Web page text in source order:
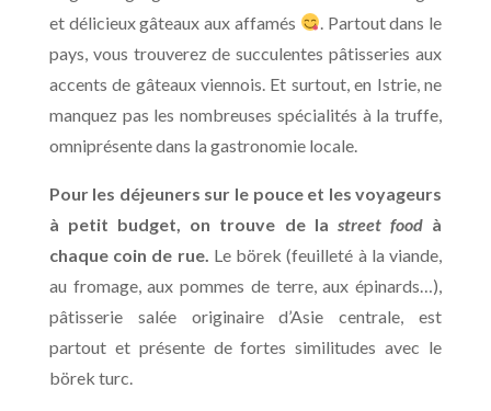
et délicieux gâteaux aux affamés
. Partout dans le
pays, vous trouverez de succulentes pâtisseries aux
accents de gâteaux viennois. Et surtout, en Istrie, ne
manquez pas les nombreuses spécialités à la truffe,
omniprésente dans la gastronomie locale.
Pour les déjeuners sur le pouce et les voyageurs
à petit budget, on trouve de la street food à
chaque coin de rue. Le börek (feuilleté à la viande,
au fromage, aux pommes de terre, aux épinards…),
pâtisserie salée originaire d’Asie centrale, est
partout et présente de fortes similitudes avec le
börek turc.